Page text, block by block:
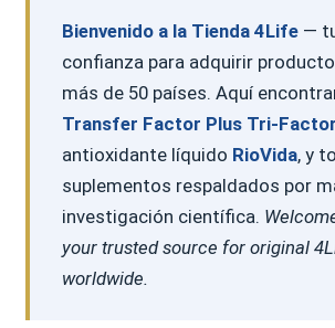
4Life Suiza – Schweiz
4Life Suiza – Suisse
4Life Switzerland
4Life United States
Varios
Search
Bienvenido a la Tienda 4Life—
confianza para adquirir
más de 50 países. Aquí
Transfer Factor Plus Tri-Factor
antioxidante líquido RioVida, y
suplementos respaldados por
investigación científica.
your trusted source for original
worldwide.